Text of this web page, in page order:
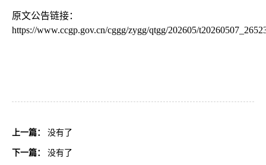
原文公告链接：
https://www.ccgp.gov.cn/cggg/zygg/qtgg/202605/
上一篇： 没有了
下一篇： 没有了